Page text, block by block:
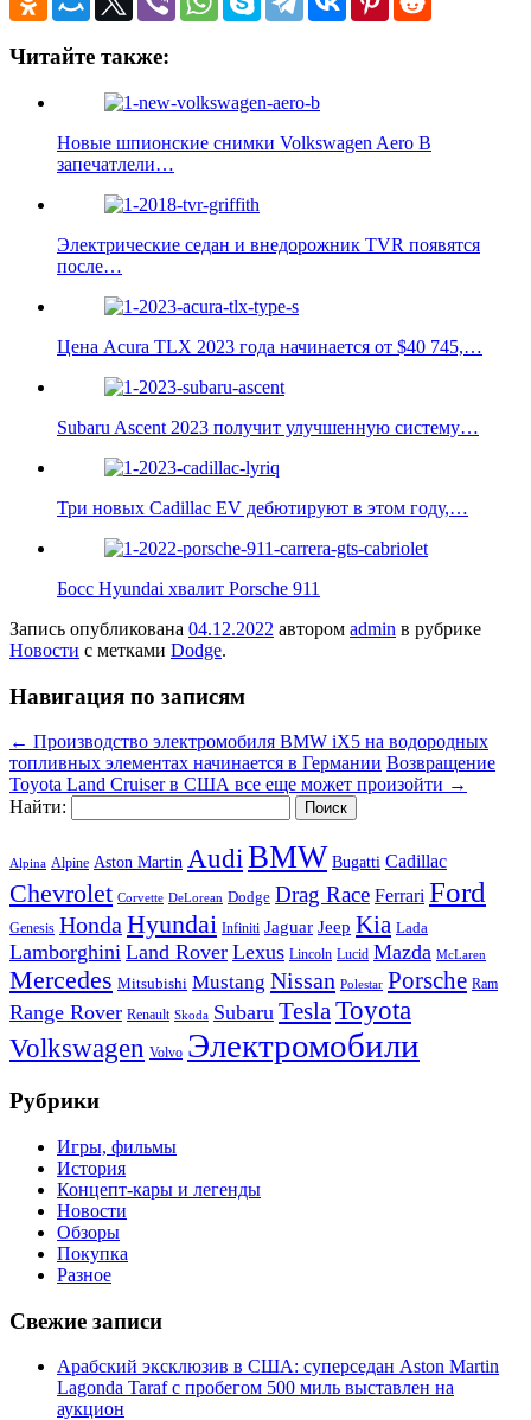
Читайте также:
Новые шпионские снимки Volkswagen Aero B
запечатлели…
Электрические седан и внедорожник TVR появятся
после…
Цена Acura TLX 2023 года начинается от $40 745,…
Subaru Ascent 2023 получит улучшенную систему…
Три новых Cadillac EV дебютируют в этом году,…
Босс Hyundai хвалит Porsche 911
Запись опубликована 04.12.2022 автором admin в рубрике
Новости с метками Dodge.
Навигация по записям
← Производство электромобиля BMW iX5 на водородных
топливных элементах начинается в Германии Возвращение
Toyota Land Cruiser в США все еще может произойти →
Найти:
Alpina Alpine Aston Martin AudiBMW Bugatti Cadillac
Chevrolet Corvette DeLorean Dodge Drag Race Ferrari Ford
Genesis Honda Hyundai Infiniti Jaguar Jeep Kia Lada
Lamborghini Land Rover Lexus Lincoln Lucid Mazda McLaren
Mercedes Mitsubishi Mustang Nissan Polestar Porsche Ram
Range Rover Renault Skoda Subaru TeslaToyota
Volkswagen Volvo Электромобили
Рубрики
Игры, фильмы
История
Концепт-кары и легенды
Новости
Обзоры
Покупка
Разное
Свежие записи
Арабский эксклюзив в США: суперседан Aston Martin
Lagonda Taraf с пробегом 500 миль выставлен на
аукцион